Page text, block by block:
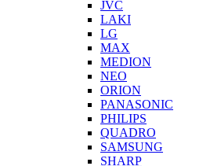
JVC
LAKI
LG
MAX
MEDION
NEO
ORION
PANASONIC
PHILIPS
QUADRO
SAMSUNG
SHARP